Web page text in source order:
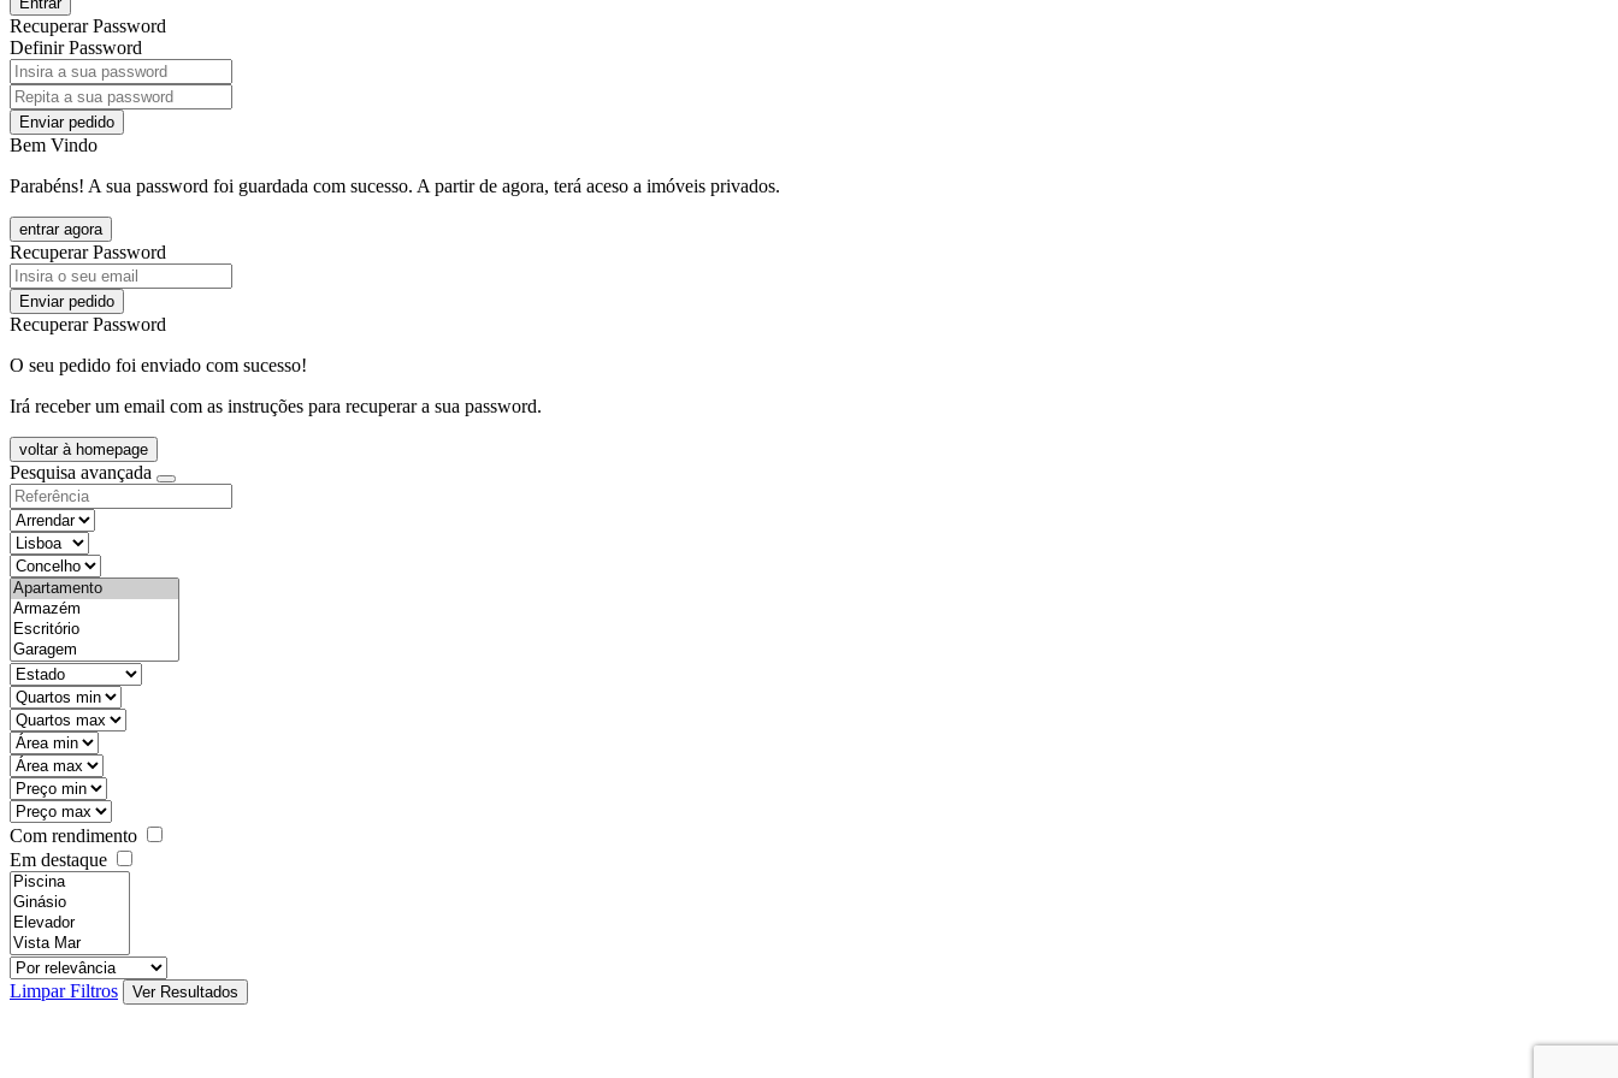
Recuperar Password
Definir Password
Enviar pedido
Bem Vindo
Parabéns! A sua password foi guardada com sucesso. A partir de agora, terá aceso a imóveis privados.
entrar agora
Recuperar Password
Enviar pedido
Recuperar Password
O seu pedido foi enviado com sucesso!
Irá receber um email com as instruções para recuperar a sua password.
voltar à homepage
Pesquisa avançada
objective
districtId
countyId
types
state
mintypo
maxtypo
minarea
maxarea
minprice
maxprice
Com rendimento
Em destaque
features
realestateOrder
Limpar Filtros
Ver Resultados